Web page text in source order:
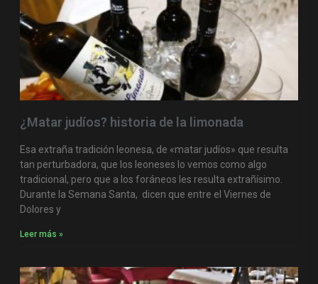
¿Matar judíos? historia de la limonada
Esa extraña tradición leonesa, de «matar judíos» que resulta
tan perturbadora, que los leoneses lo vemos como algo
tradicional, pero que a los foráneos les resulta extrañísimo.
Durante la Semana Santa, dicen que entre el Viernes de
Dolores y
Leer más »